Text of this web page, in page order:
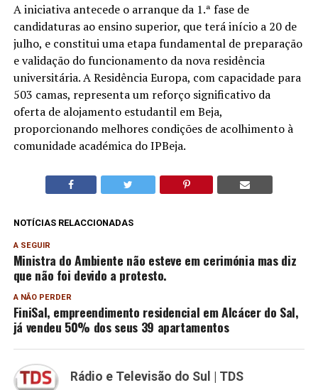
A iniciativa antecede o arranque da 1.ª fase de
candidaturas ao ensino superior, que terá início a 20 de
julho, e constitui uma etapa fundamental de preparação
e validação do funcionamento da nova residência
universitária. A Residência Europa, com capacidade para
503 camas, representa um reforço significativo da
oferta de alojamento estudantil em Beja,
proporcionando melhores condições de acolhimento à
comunidade académica do IPBeja.
NOTÍCIAS RELACCIONADAS
A SEGUIR
Ministra do Ambiente não esteve em cerimónia mas diz
que não foi devido a protesto.
A NÃO PERDER
FiniSal, empreendimento residencial em Alcácer do Sal,
já vendeu 50% dos seus 39 apartamentos
Rádio e Televisão do Sul | TDS